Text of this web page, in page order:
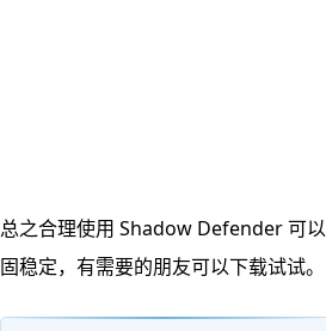
总之合理使用 Shadow Defender 可
固稳定，有需要的朋友可以下载试试。